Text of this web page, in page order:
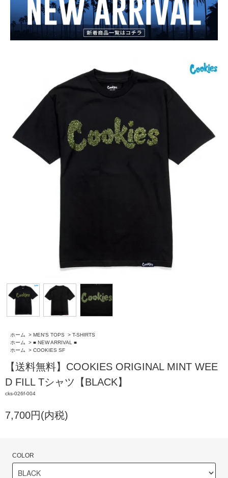
ホーム > MEN'S TOPS > T-SHIRTS
ホーム
> ■ NEW ARRIVAL ■
ホーム
> COOKIES SF
【送料無料】COOKIES ORIGINAL MINT WEE
D FILL Tシャツ【BLACK】
cks-026f-004
7,700円(内税)
COLOR